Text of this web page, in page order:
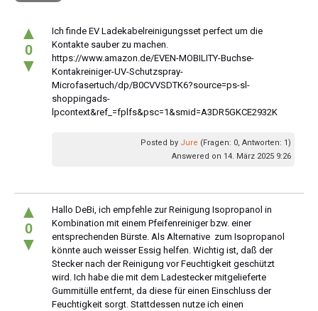
▲
0
▼
Ich finde EV Ladekabelreinigungsset perfect um die
Kontakte sauber zu machen.
https://www.amazon.de/EVEN-MOBILITY-Buchse-
Kontakreiniger-UV-Schutzspray-
Microfasertuch/dp/B0CVVSDTK6?source=ps-sl-
shoppingads-
lpcontext&ref_=fplfs&psc=1&smid=A3DR5GKCE2932K
Posted by Jure (Fragen: 0, Antworten: 1)
Answered on 14. März 2025 9:26
▲
0
▼
Hallo DeBi, ich empfehle zur Reinigung Isopropanol in
Kombination mit einem Pfeifenreiniger bzw. einer
entsprechenden Bürste. Als Alternative zum Isopropanol
könnte auch weisser Essig helfen. Wichtig ist, daß der
Stecker nach der Reinigung vor Feuchtigkeit geschützt
wird. Ich habe die mit dem Ladestecker mitgelieferte
Gummitülle entfernt, da diese für einen Einschluss der
Feuchtigkeit sorgt. Stattdessen nutze ich einen